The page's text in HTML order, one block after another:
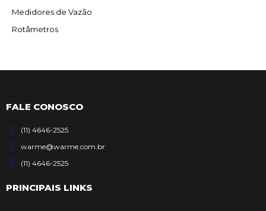
Medidores de Vazão
Rotâmetros
FALE CONOSCO
(11) 4646-2525
warme@warme.com.br
(11) 4646-2525
PRINCIPAIS LINKS